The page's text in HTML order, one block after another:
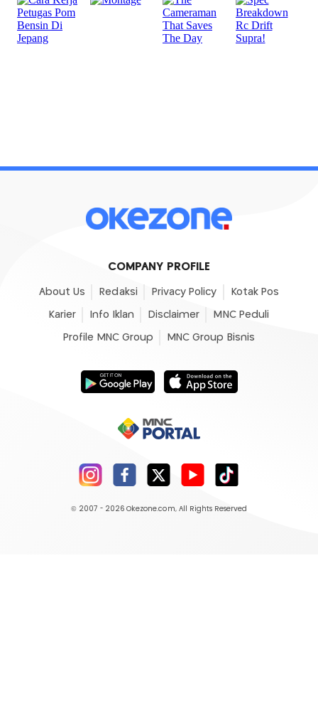
COMPANY PROFILE
About Us Redaksi Privacy Policy Kotak Pos
Karier Info Iklan Disclaimer MNC Peduli
Profile MNC Group MNC Group Bisnis
© 2007 - 2026 Okezone.com, All Rights Reserved